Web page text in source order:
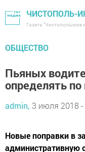
ЧИСТОПОЛЬ-
Газета "Чистопольские
ОБЩЕСТВО
Пьяных
определять по
admin, 3 июля 2018 -
Новые поправки в
административную